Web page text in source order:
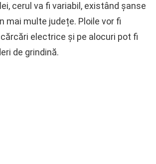
cerul va fi variabil, existând șanse
mai multe județe. Ploile vor fi
electrice și pe alocuri pot fi
de grindină.